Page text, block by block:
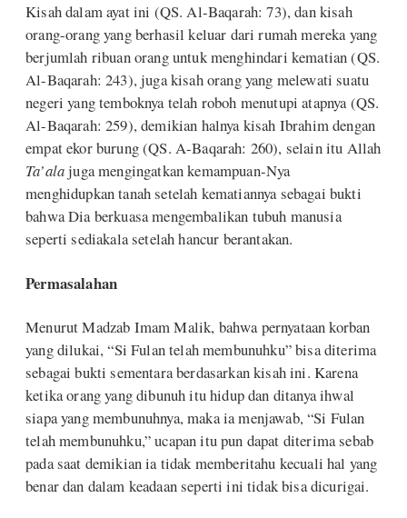
Kisah dalam ayat ini (QS. Al-Baqarah: 73), dan kisah
orang-orang yang berhasil keluar dari rumah mereka yang
berjumlah ribuan orang untuk menghindari kematian (QS.
Al-Baqarah: 243), juga kisah orang yang melewati suatu
negeri yang temboknya telah roboh menutupi atapnya (QS.
Al-Baqarah: 259), demikian halnya kisah Ibrahim dengan
empat ekor burung (QS. A-Baqarah: 260), selain itu Allah
Ta’alajuga mengingatkan kemampuan-Nya
menghidupkan tanah setelah kematiannya sebagai bukti
bahwa Dia berkuasa mengembalikan tubuh manusia
seperti sediakala setelah hancur berantakan.
Permasalahan
Menurut Madzab Imam Malik, bahwa pernyataan korban
yang dilukai, “Si Fulan telah membunuhku” bisa diterima
sebagai bukti sementara berdasarkan kisah ini. Karena
ketika orang yang dibunuh itu hidup dan ditanya ihwal
siapa yang membunuhnya, maka ia menjawab, “Si Fulan
telah membunuhku,” ucapan itu pun dapat diterima sebab
pada saat demikian ia tidak memberitahu kecuali hal yang
benar dan dalam keadaan seperti ini tidak bisa dicurigai.